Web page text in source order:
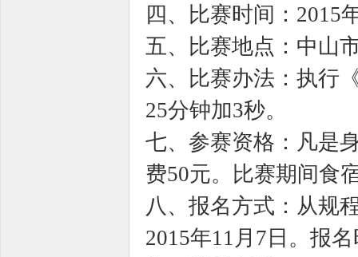
四、比赛时间：2015
五、比赛地点：中山
六、比赛办法：执行
25分钟加3秒。
七、参赛资格：凡是
费50元。比赛期间食
八、报名方式：从规
2015年11月7日。报